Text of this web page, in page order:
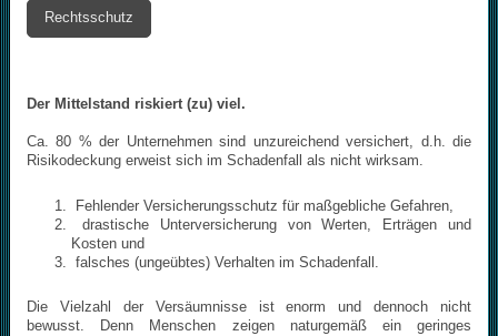
Rechtsschutz
Der Mittelstand riskiert (zu) viel.
Ca. 80 % der Unternehmen sind unzureichend versichert, d.h. die
Risikodeckung erweist sich im Schadenfall als nicht wirksam.
Fehlender Versicherungsschutz für maßgebliche Gefahren,
drastische Unterversicherung von Werten, Erträgen und
Kosten und
falsches (ungeübtes) Verhalten im Schadenfall.
Die Vielzahl der Versäumnisse ist enorm und dennoch nicht
bewusst. Denn
Menschen zeigen naturgemäß ein geringes